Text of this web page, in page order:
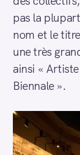
pas la
nom et le
une très
ainsi «
Biennale ».